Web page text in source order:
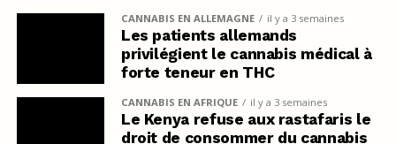
CANNABIS EN ALLEMAGNE il y a 3 semaines
Les patients allemands
privilégient le cannabis médical à
forte teneur en THC
CANNABIS EN AFRIQUE il y a 3 semaines
Le Kenya refuse aux rastafaris le
droit de consommer du cannabis